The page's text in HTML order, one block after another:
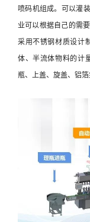
喷码机组成。可以灌
业可以根据自己的需
采用不锈钢材质设计
体、半流体物料的计
瓶、上盖、旋盖、铝箔